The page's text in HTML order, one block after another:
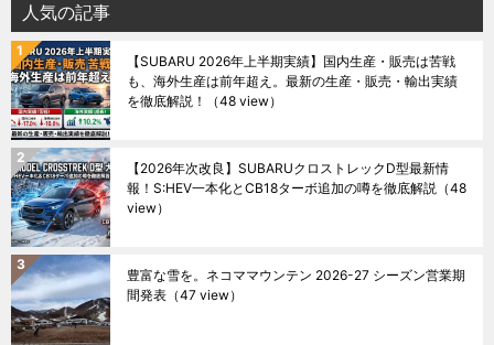
人気の記事
【SUBARU 2026年上半期実績】国内生産・販売は苦戦
も、海外生産は前年超え。最新の生産・販売・輸出実績
を徹底解説！
（48 view）
【2026年次改良】SUBARUクロストレックD型最新情
報！S:HEV一本化とCB18ターボ追加の噂を徹底解説 （48
view）
豊富な雪を。ネコママウンテン 2026-27 シーズン営業期
間発表 （47 view）